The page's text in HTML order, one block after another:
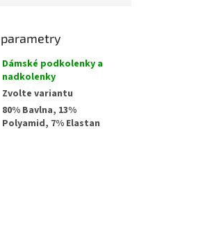
Dámské podkolenky a
nadkolenky
Zvolte variantu
80% Bavlna, 13%
Polyamid, 7% Elastan